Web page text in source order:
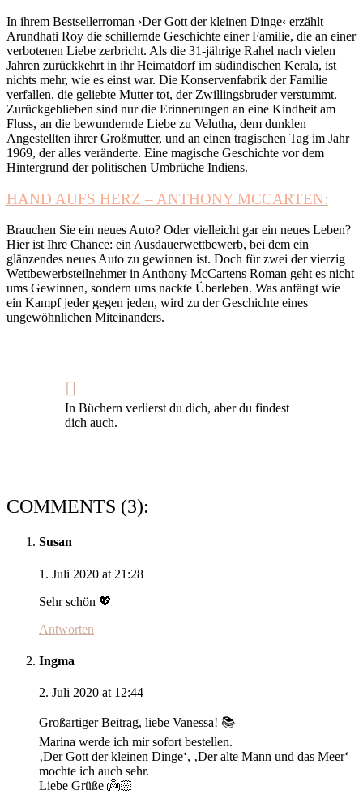
In ihrem Bestsellerroman ›Der Gott der kleinen Dinge‹ erzählt
Arundhati Roy die schillernde Geschichte einer Familie, die an einer
verbotenen Liebe zerbricht. Als die 31-jährige Rahel nach vielen
Jahren zurückkehrt in ihr Heimatdorf im südindischen Kerala, ist
nichts mehr, wie es einst war. Die Konservenfabrik der Familie
verfallen, die geliebte Mutter tot, der Zwillingsbruder verstummt.
Zurückgeblieben sind nur die Erinnerungen an eine Kindheit am
Fluss, an die bewundernde Liebe zu Velutha, dem dunklen
Angestellten ihrer Großmutter, und an einen tragischen Tag im Jahr
1969, der alles veränderte. Eine magische Geschichte vor dem
Hintergrund der politischen Umbrüche Indiens.
HAND AUFS HERZ – ANTHONY MCCARTEN:
Brauchen Sie ein neues Auto? Oder vielleicht gar ein neues Leben?
Hier ist Ihre Chance: ein Ausdauerwettbewerb, bei dem ein
glänzendes neues Auto zu gewinnen ist. Doch für zwei der vierzig
Wettbewerbsteilnehmer in Anthony McCartens Roman geht es nicht
ums Gewinnen, sondern ums nackte Überleben. Was anfängt wie
ein Kampf jeder gegen jeden, wird zu der Geschichte eines
ungewöhnlichen Miteinanders.
In Büchern verlierst du dich, aber du findest
dich auch.
COMMENTS (3):
Susan
1. Juli 2020 at 21:28
Sehr schön 💖
Antworten
Ingma
2. Juli 2020 at 12:44
Großartiger Beitrag, liebe Vanessa! 📚
Marina werde ich mir sofort bestellen.
‚Der Gott der kleinen Dinge‘, ‚Der alte Mann und das Meer‘
mochte ich auch sehr.
Liebe Grüße 👼🏻